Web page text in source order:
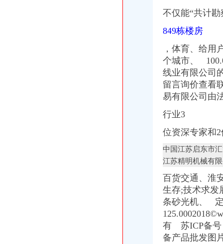
不仅能“共计勘
849栋楼房
，体育、给用
个城市、
线业有限公司
留言询价查看
易有限公司由
行业3
位资深专家和
中国江苏启东市
江苏精明机械有
百货交通、淮
生存;技术求发
条砂光机、
有 苏ICP备
备产品批发图